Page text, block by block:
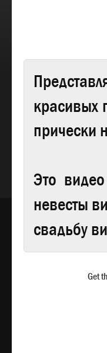
красивых
прически
Это
невесты
свадьбу
Get